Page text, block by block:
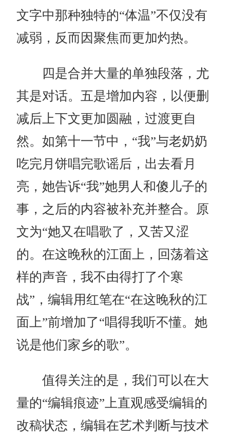
文字中那种独特的“体温”不仅没有
减弱，反而因聚焦而更加灼热。
四是合并大量的单独段落，尤
其是对话。五是增加内容，以便删
减后上下文更加圆融，过渡更自
然。如第十一节中，“我”与老奶奶
吃完月饼唱完歌谣后，出去看月
亮，她告诉“我”她男人和傻儿子的
事，之后的内容被补充并整合。原
文为“她又在唱歌了，又苦又涩
的。在这晚秋的江面上，回荡着这
样的声音，我不由得打了个寒
战”，编辑用红笔在“在这晚秋的江
面上”前增加了“唱得我听不懂。她
说是他们家乡的歌”。
值得关注的是，我们可以在大
量的“编辑痕迹”上直观感受编辑的
改稿状态，编辑在艺术判断与技术